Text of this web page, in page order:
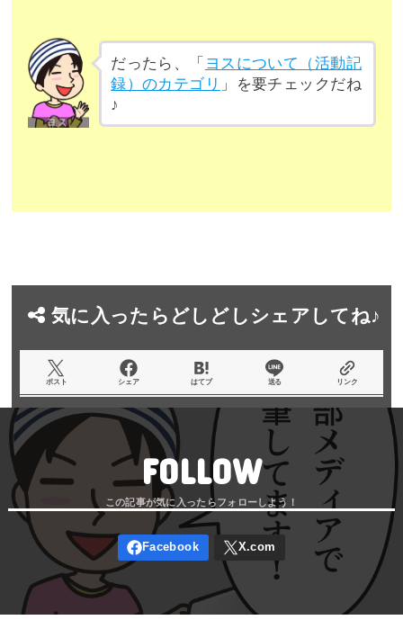
だったら、「 ヨスについて（活動記
録）のカテゴリ 」を要チェックだね
♪
気に入ったらどしどしシェアしてね♪
ポスト シェア はてブ 送る リンク
FOLLOW